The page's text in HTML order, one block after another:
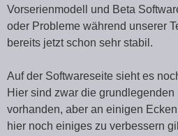
Vorserienmodell und Beta
oder Probleme während unserer
bereits jetzt schon sehr stabil.
Auf der Softwareseite sieht es
Hier sind zwar die
vorhanden, aber an einigen
hier noch einiges zu verbessern